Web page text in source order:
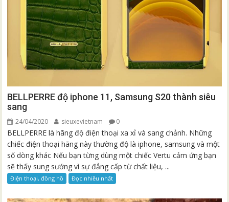
BELLPERRE độ iphone 11, Samsung S20 thành siêu
sang
24/04/2020 sieuxevietnam 0
BELLPERRE là hãng độ điện thoại xa xỉ và sang chảnh. Những
chiếc điện thoại hãng này thường độ là iphone, samsung và một
số dòng khác Nếu bạn từng dùng một chiếc Vertu cảm ứng bạn
sẽ thấy sung sướng vì sự đẳng cấp từ chất liệu, ...
Điện thoại, đồng hồ Đọc nhiều nhất